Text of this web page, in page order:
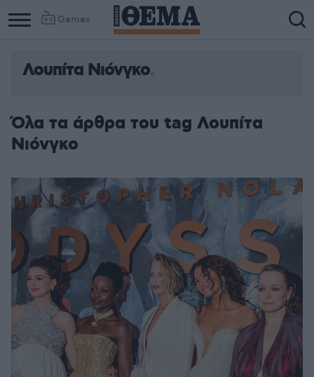
Games
Λουπίτα Νιόνγκο
Όλα τα άρθρα του tag Λουπίτα
Νιόνγκο